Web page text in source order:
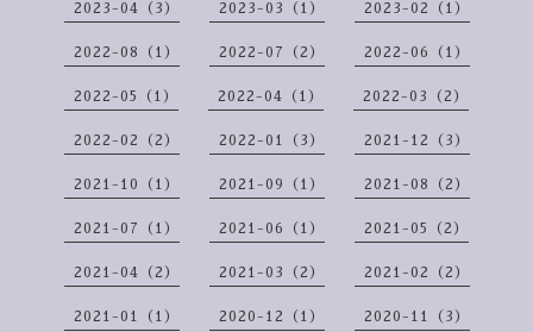
2023-04（3） 2023-03（1） 2023-02（1）
2022-08（1） 2022-07（2） 2022-06（1）
2022-05（1） 2022-04（1） 2022-03（2）
2022-02（2） 2022-01（3） 2021-12（3）
2021-10（1） 2021-09（1） 2021-08（2）
2021-07（1） 2021-06（1） 2021-05（2）
2021-04（2） 2021-03（2） 2021-02（2）
2021-01（1） 2020-12（1） 2020-11（3）